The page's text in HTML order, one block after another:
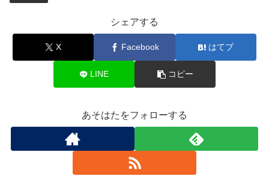
シェアする
X Facebook はてブ
LINE コピー
あそはたをフォローする